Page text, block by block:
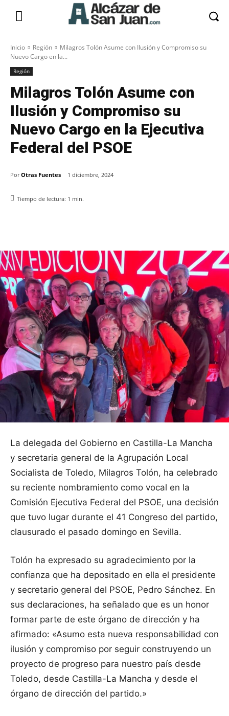
Inicio Región
Milagros Tolón Asume con Ilusión y Compromiso su
Nuevo Cargo en la...
Región
Milagros Tolón Asume con
Ilusión y Compromiso su
Nuevo Cargo en la Ejecutiva
Federal del PSOE
Por Otras Fuentes 1 diciembre, 2024
Tiempo de lectura: 1 min.
La delegada del Gobierno en Castilla-La Mancha
y secretaria general de la Agrupación Local
Socialista de Toledo, Milagros Tolón, ha celebrado
su reciente nombramiento como vocal en la
Comisión Ejecutiva Federal del PSOE, una decisión
que tuvo lugar durante el 41 Congreso del partido,
clausurado el pasado domingo en Sevilla.
Tolón ha expresado su agradecimiento por la
confianza que ha depositado en ella el presidente
y secretario general del PSOE, Pedro Sánchez. En
sus declaraciones, ha señalado que es un honor
formar parte de este órgano de dirección y ha
afirmado: «Asumo esta nueva responsabilidad con
ilusión y compromiso por seguir construyendo un
proyecto de progreso para nuestro país desde
Toledo, desde Castilla-La Mancha y desde el
órgano de dirección del partido.»